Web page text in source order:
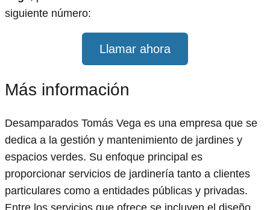
siguiente número:
Llamar ahora
Más información
Desamparados Tomás Vega es una empresa que se
dedica a la gestión y mantenimiento de jardines y
espacios verdes. Su enfoque principal es
proporcionar servicios de jardinería tanto a clientes
particulares como a entidades públicas y privadas.